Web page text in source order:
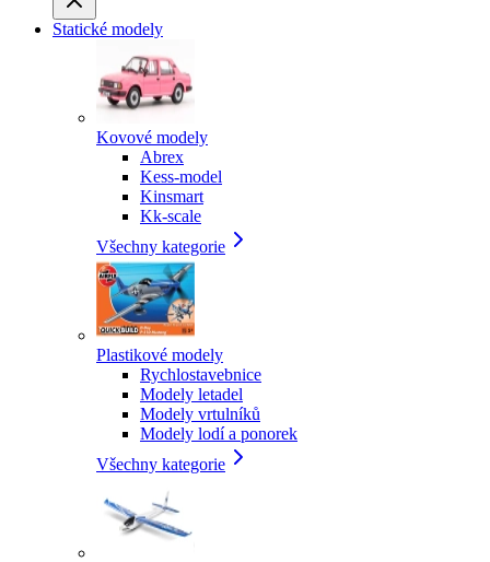
Statické modely
Kovové modely
Abrex
Kess-model
Kinsmart
Kk-scale
Všechny kategorie
Plastikové modely
Rychlostavebnice
Modely letadel
Modely vrtulníků
Modely lodí a ponorek
Všechny kategorie